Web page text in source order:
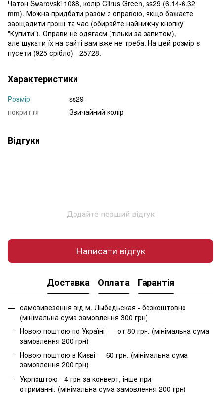
Чатон Swarovski 1088, колір Citrus Green, ss29 (6.14-6.32
mm). Можна придбати разом з оправою, якщо бажаєте
заощадити гроші та час (обирайте найнижчу кнопку
"Купити"). Оправи не одягаєм (тільки за запитом),
але шукати їх на сайті вам вже не треба. На цей розмір є
пусети (925 срібло) - 25728.
Характеристики
Розмір
ss29
покриття
Звичайний колір
Відгуки
Додайте перший відгук
Написати відгук
Доставка Оплата Гарантія
самовивезення від м. Лыбедьская - безкоштовно
(мінімальна сума замовлення 300 грн)
Новою поштою по Україні — от 80 грн. (мінімальна сума
замовлення 200 грн)
Новою поштою в Києві — 60 грн. (мінімальна сума
замовлення 200 грн)
Укрпоштою - 4 грн за конверт, інше при
отриманні. (мінімальна сума замовлення 200 грн)